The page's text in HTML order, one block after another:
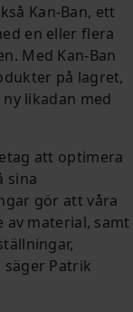
Kan-Ban, ett
en eller flera
Med Kan-Ban
på lagret,
likadan med
att optimera
sina
gör att våra
material, samt
Patrik